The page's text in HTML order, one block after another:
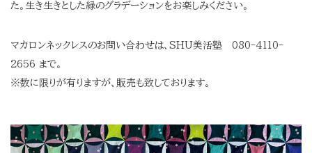
た。生き生きとした緑のグラデーションをお楽しみください。
マカロンネックレスのお問い合わせは、SHU美活塾 080-4110-
2656 まで。
※数に限りが有りますが、販売も致しております。